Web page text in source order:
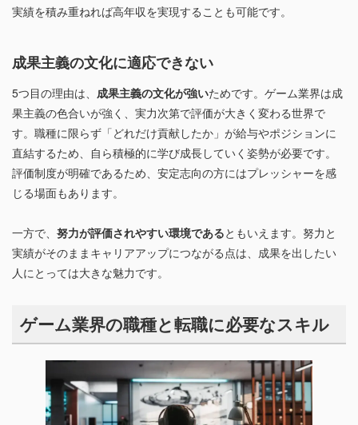
実績を積み重ねれば高年収を実現することも可能です。
成果主義の文化に適応できない
5つ目の理由は、 成果主義の文化が強いためです。ゲーム業界は成
果主義の色合いが強く、実力次第で評価が大きく変わる世界で
す。職種に限らず「どれだけ貢献したか」が給与やポジションに
直結するため、自ら積極的に学び成長していく姿勢が必要です。
評価制度が明確であるため、安定志向の方にはプレッシャーを感
じる場面もあります。
一方で、 努力が評価されやすい環境であるともいえます。努力と
実績がそのままキャリアアップにつながる点は、成果を出したい
人にとっては大きな魅力です。
ゲーム業界の職種と転職に必要なスキル